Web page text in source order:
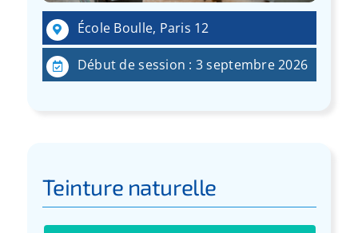
École Boulle, Paris 12
Début de session : 3 septembre 2026
Teinture naturelle